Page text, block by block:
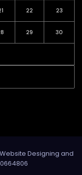
22 23
29 30
Designing and